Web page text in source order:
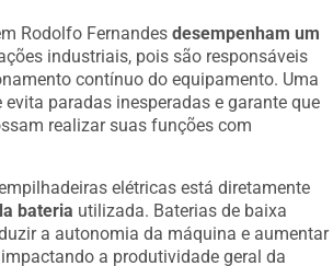
Rodolfo Fernandesdesempenham um
industriais, pois são responsáveis
contínuo do equipamento. Uma
evita paradas inesperadas e garante que
realizar suas funções com
elétricas está diretamente
bateria utilizada. Baterias de baixa
a autonomia da máquina e aumentar
a produtividade geral da